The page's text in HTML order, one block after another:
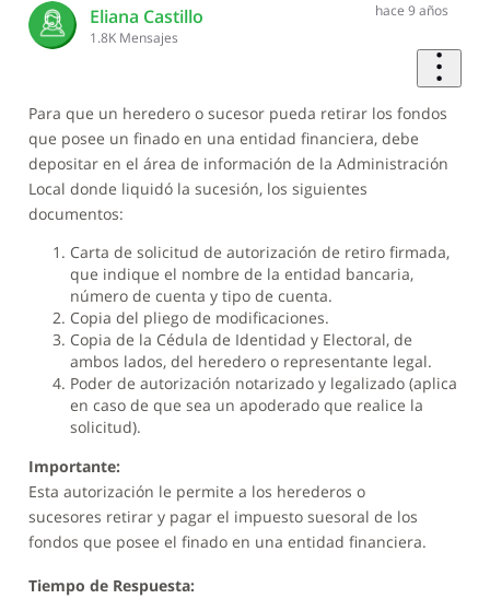
Eliana Castillo
1.8K Mensajes
hace 9 años
Para que un heredero o sucesor pueda retirar los fondos
que posee un finado en una entidad financiera, debe
depositar en el área de información de la Administración
Local donde liquidó la sucesión, los siguientes
documentos:
Carta de solicitud de autorización de retiro firmada,
que indique el nombre de la entidad bancaria,
número de cuenta y tipo de cuenta.
Copia del pliego de modificaciones.
Copia de la Cédula de Identidad y Electoral, de
ambos lados, del heredero o representante legal.
Poder de autorización notarizado y legalizado (aplica
en caso de que sea un apoderado que realice la
solicitud).
Importante:
Esta autorización le permite a los herederos o
sucesores retirar y pagar el impuesto suesoral de los
fondos que posee el finado en una entidad financiera.
Tiempo de Respuesta: